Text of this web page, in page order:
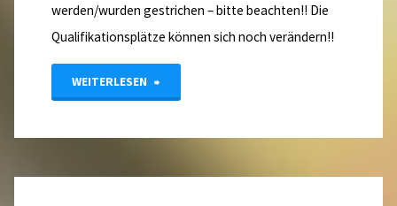
werden/wurden gestrichen – bitte beachten!! Die
Qualifikationsplätze können sich noch verändern!!
WEITERLESEN "Starterlisten